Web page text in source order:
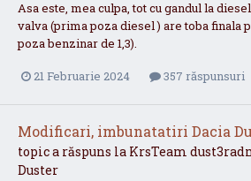
Asa este, mea culpa, tot cu gandul la
valva (prima poza diesel ) are toba finala
poza benzinar de 1,3).
21 Februarie 2024 357 răspunsuri
Modificari, imbunatatiri Dacia
topic a răspuns la KrsTeam
Duster